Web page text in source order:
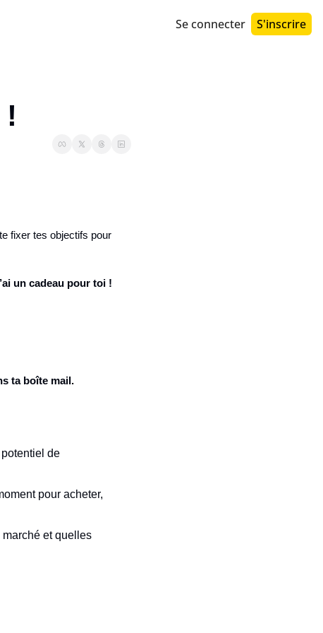
Se connecter S'inscrire
fixer tes objectifs pour
un cadeau pour toi !
ta boîte mail.
de
pour acheter,
et quelles